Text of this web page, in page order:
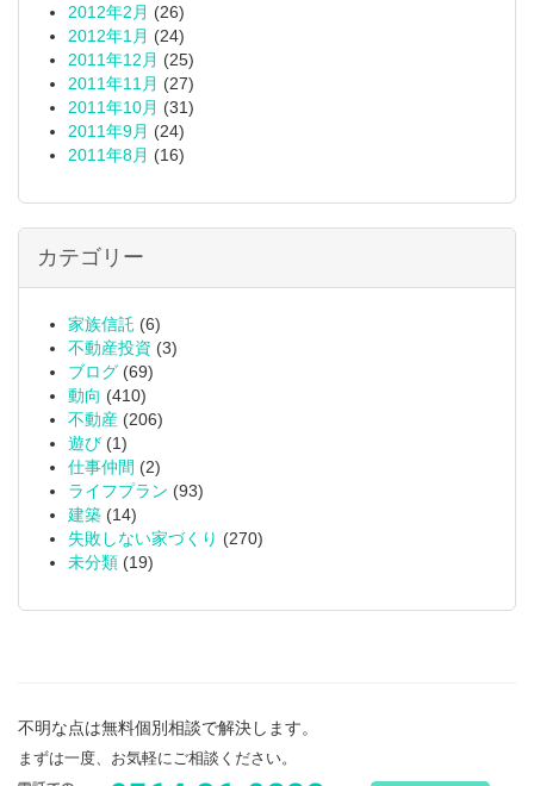
2012年2月 (26)
2012年1月 (24)
2011年12月 (25)
2011年11月 (27)
2011年10月 (31)
2011年9月 (24)
2011年8月 (16)
カテゴリー
家族信託 (6)
不動産投資 (3)
ブログ (69)
動向 (410)
不動産 (206)
遊び (1)
仕事仲間 (2)
ライフプラン (93)
建築 (14)
失敗しない家づくり (270)
未分類 (19)
不明な点は無料個別相談で解決します。
まずは一度、お気軽にご相談ください。